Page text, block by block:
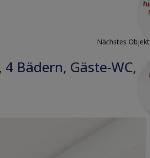
Nächstes Objekt
Bädern, Gäste-WC,